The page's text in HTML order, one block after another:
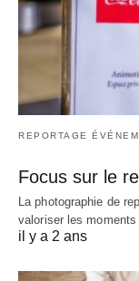
REPORTAGE
Focus sur le
La photographie de
valoriser les moments
il y a 2 ans